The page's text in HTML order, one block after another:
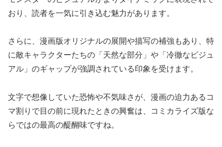
おり、読者を一気に引き込む魅力があります。
さらに、漫画版オリジナルの展開や描写の補強もあり、特
に敵キャラクターたちの「天然な部分」や「冷徹なビジュ
アル」のギャップが強調されている印象を受けます。
文字で想像していた恐怖や不気味さが、漫画の迫力あるコ
マ割りで目の前に現れたときの興奮は、コミカライズ版な
らではの最高の醍醐味ですね。